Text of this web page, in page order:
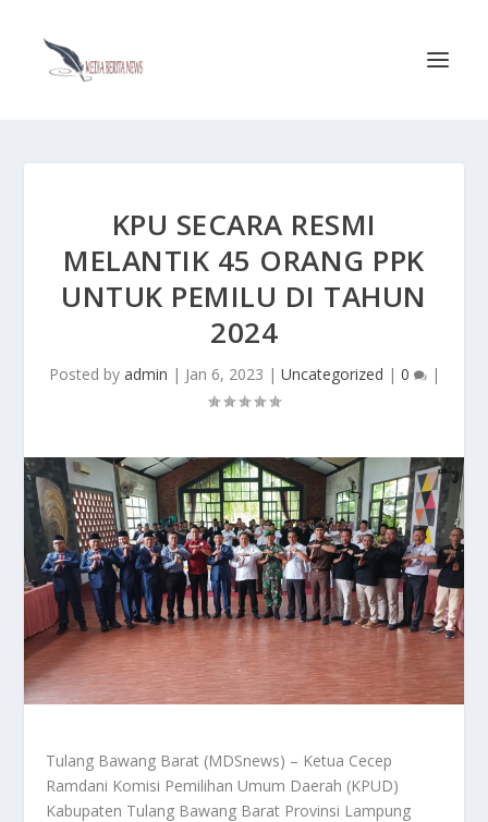
KPU SECARA RESMI
MELANTIK 45 ORANG PPK
UNTUK PEMILU DI TAHUN
2024
Posted by admin | Jan 6, 2023 | Uncategorized | 0 |
Tulang Bawang Barat (MDSnews) – Ketua Cecep
Ramdani Komisi Pemilihan Umum Daerah (KPUD)
Kabupaten Tulang Bawang Barat Provinsi Lampung